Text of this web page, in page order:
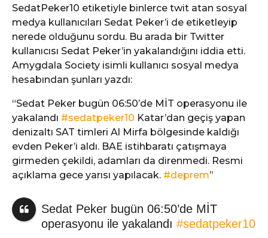
SedatPeker10 etiketiyle binlerce twit atan sosyal
medya kullanıcıları Sedat Peker’i de etiketleyip
nerede olduğunu sordu. Bu arada bir Twitter
kullanıcısı Sedat Peker’in yakalandığını iddia etti.
Amygdala Society isimli kullanıcı sosyal medya
hesabından şunları yazdı:
“Sedat Peker bugün 06:50’de MİT operasyonu ile
yakalandı #sedatpeker10 Katar’dan geçiş yapan
denizaltı SAT timleri Al Mirfa bölgesinde kaldığı
evden Peker’i aldı. BAE istihbaratı çatışmaya
girmeden çekildi, adamları da direnmedi. Resmi
açıklama gece yarısı yapılacak. #deprem”
Sedat Peker bugün 06:50’de MİT
operasyonu ile yakalandı #sedatpeker10